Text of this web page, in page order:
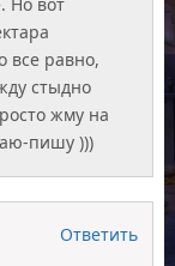
все равно,
стыдно
жму на
пишу )))
Ответить